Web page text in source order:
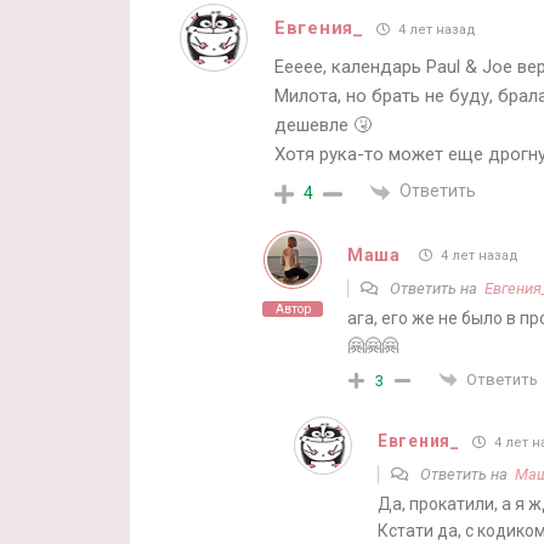
Евгения_ 4 лет назад
Еееее, календарь Paul & Joe
Милота, но брать не буду,
дешевле 🤧
Хотя рука-то может еще
4 Ответить
Автор
Маша 4 лет назад
Ответить на
ага, его же не было в
🤗🤗🤗
3 Ответить
Евгения_ 4 лет
Ответить на
Да, прокатили, а я
Кстати да, с